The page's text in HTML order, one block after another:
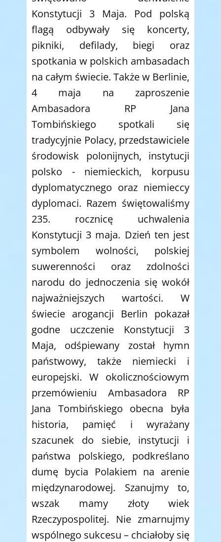
Konstytucji 3 Maja. Pod polską
flagą odbywały się koncerty,
pikniki, defilady, biegi oraz
spotkania w polskich ambasadach
na całym świecie. Także w Berlinie,
4 maja na zaproszenie
Ambasadora RP Jana
Tombińskiego spotkali się
tradycyjnie Polacy, przedstawiciele
środowisk polonijnych, instytucji
polsko - niemieckich, korpusu
dyplomatycznego oraz niemieccy
dyplomaci. Razem świętowaliśmy
235. rocznicę uchwalenia
Konstytucji 3 maja. Dzień ten jest
symbolem wolności, polskiej
suwerenności oraz zdolności
narodu do jednoczenia się wokół
najważniejszych wartości. W
świecie arogancji Berlin pokazał
godne uczczenie Konstytucji 3
Maja, odśpiewany został hymn
państwowy, także niemiecki i
europejski. W okolicznościowym
przemówieniu Ambasadora RP
Jana Tombińskiego obecna była
historia, pamięć i wyrażany
szacunek do siebie, instytucji i
państwa polskiego, podkreślano
dumę bycia Polakiem na arenie
międzynarodowej. Szanujmy to,
wszak mamy złoty wiek
Rzeczypospolitej. Nie zmarnujmy
wspólnego sukcesu – chciałoby się